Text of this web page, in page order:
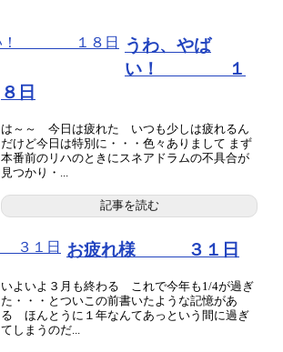
うわ、やば
い！ １
８日
は～～ 今日は疲れた いつも少しは疲れるん
だけど今日は特別に・・・色々ありまして まず
本番前のリハのときにスネアドラムの不具合が
見つかり・...
記事を読む
お疲れ様 ３１日
いよいよ３月も終わる これで今年も1/4が過ぎ
た・・・とついこの前書いたような記憶があ
る ほんとうに１年なんてあっという間に過ぎ
てしまうのだ...